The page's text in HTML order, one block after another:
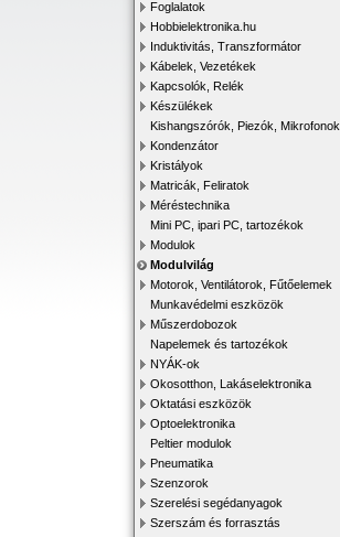
Foglalatok
Hobbielektronika.hu
Induktivitás, Transzformátor
Kábelek, Vezetékek
Kapcsolók, Relék
Készülékek
Kishangszórók, Piezók, Mikrofonok
Kondenzátor
Kristályok
Matricák, Feliratok
Méréstechnika
Mini PC, ipari PC, tartozékok
Modulok
Modulvilág
Motorok, Ventilátorok, Fűtőelemek
Munkavédelmi eszközök
Műszerdobozok
Napelemek és tartozékok
NYÁK-ok
Okosotthon, Lakáselektronika
Oktatási eszközök
Optoelektronika
Peltier modulok
Pneumatika
Szenzorok
Szerelési segédanyagok
Szerszám és forrasztás